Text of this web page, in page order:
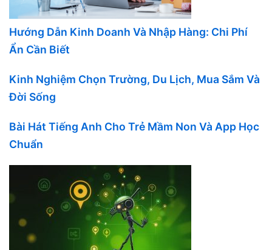
Hướng Dẫn Kinh Doanh Và Nhập Hàng: Chi Phí
Ẩn Cần Biết
Kinh Nghiệm Chọn Trường, Du Lịch, Mua Sắm Và
Đời Sống
Bài Hát Tiếng Anh Cho Trẻ Mầm Non Và App Học
Chuẩn